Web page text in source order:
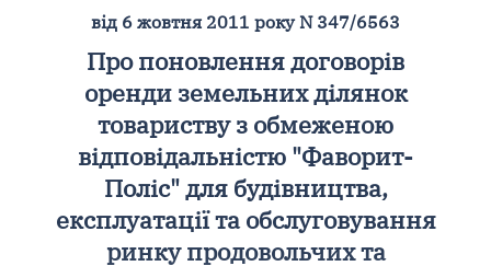
від 6 жовтня 2011 року N 347/6563
Про поновлення договорів
оренди земельних ділянок
товариству з обмеженою
відповідальністю "Фаворит-
Поліс" для будівництва,
експлуатації та обслуговування
ринку продовольчих та